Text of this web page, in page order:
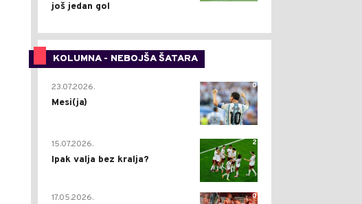
još jedan gol
KOLUMNA - NEBOJŠA ŠATARA
0
23.07.2026.
Mesi(ja)
2
15.07.2026.
Ipak valja bez kralja?
0
17.05.2026.